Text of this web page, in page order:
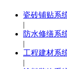
瓷砖铺贴系
|
防水修缮系
|
工程建材系
|